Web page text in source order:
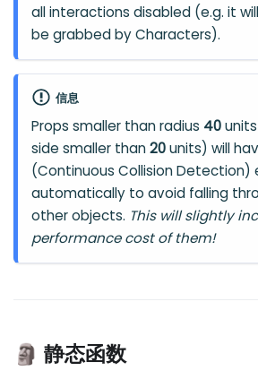
all interactions disabled (e.g. it
be grabbed by Characters).
信息
Props smaller than radius 40
side smaller than20units) will
(Continuous Collision Detection)
automatically to avoid falling
other objects. This will slightly
performance cost of them!
🗿 静态函数